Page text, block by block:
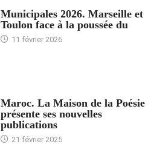
Municipales 2026. Marseille et
Toulon face à la poussée du
11 février 2026
Maroc. La Maison de la Poésie
présente ses nouvelles
publications
21 février 2025